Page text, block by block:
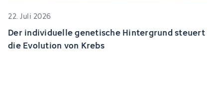
22. Juli 2026
Der individuelle genetische Hintergrund steuert
die Evolution von Krebs